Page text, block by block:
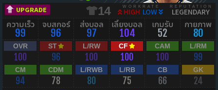
UPGRADE 14 WORKRATE
HIGH LOW
REPUTATION
LEGENDARY
ความเร็ว
99
จบสกอร์
96
ส่งบอล
97
เลี้ยงบอล
104
เกมรับ
52
กายภาพ
80
OVR
100
ST
96
L/RW
100
CF
100
CAM
100
L/RM
99
CM
94
CDM
78
L/RWB
80
L/RB
75
CB
66
GK
24